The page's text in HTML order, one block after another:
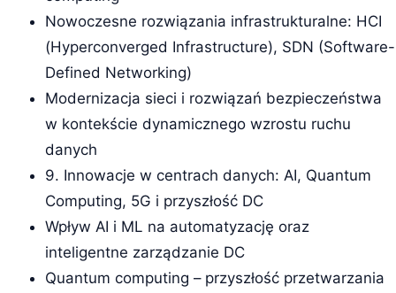
Nowoczesne rozwiązania infrastrukturalne: HCI
(Hyperconverged Infrastructure), SDN (Software-
Defined Networking)
Modernizacja sieci i rozwiązań bezpieczeństwa
w kontekście dynamicznego wzrostu ruchu
danych
9. Innowacje w centrach danych: AI, Quantum
Computing, 5G i przyszłość DC
Wpływ AI i ML na automatyzację oraz
inteligentne zarządzanie DC
Quantum computing – przyszłość przetwarzania